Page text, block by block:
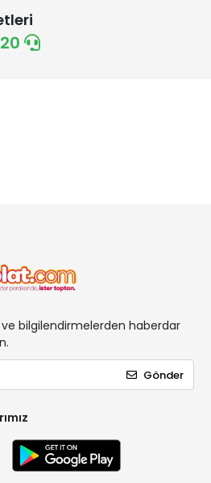
bilgilendirmelerden haberdar
Gönder